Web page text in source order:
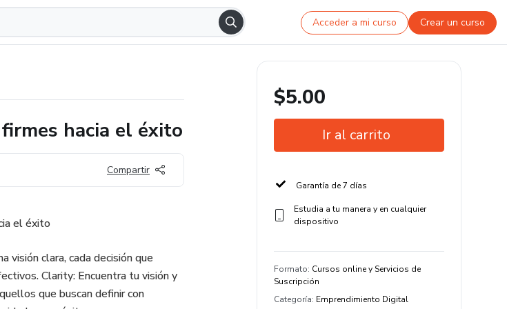
Acceder a mi curso Crear un curso
hacia el éxito
Compartir
el éxito
visión clara, cada decisión que
Clarity: Encuentra tu visión y
que buscan definir con
$5.00
Ir al carrito
Garantía de 7 días
Estudia a tu manera y en cualquier
dispositivo
Formato: Cursos online y Servicios de
Suscripción
Categoría: Emprendimiento Digital